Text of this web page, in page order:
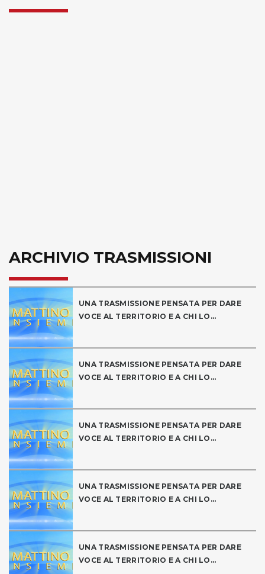
ARCHIVIO TRASMISSIONI
UNA TRASMISSIONE PENSATA PER DARE
VOCE AL TERRITORIO E A CHI LO...
UNA TRASMISSIONE PENSATA PER DARE
VOCE AL TERRITORIO E A CHI LO...
UNA TRASMISSIONE PENSATA PER DARE
VOCE AL TERRITORIO E A CHI LO...
UNA TRASMISSIONE PENSATA PER DARE
VOCE AL TERRITORIO E A CHI LO...
UNA TRASMISSIONE PENSATA PER DARE
VOCE AL TERRITORIO E A CHI LO...